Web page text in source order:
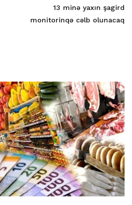
13 minə yaxın şagird
monitorinqə cəlb olunacaq